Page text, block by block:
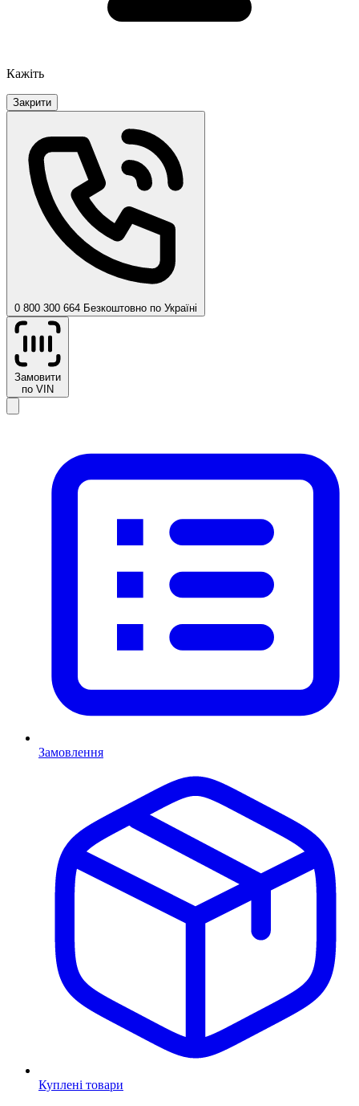
Кажіть
Закрити
0 800 300 664 Безкоштовно по Україні
Замовити
по VIN
Замовлення
Куплені товари